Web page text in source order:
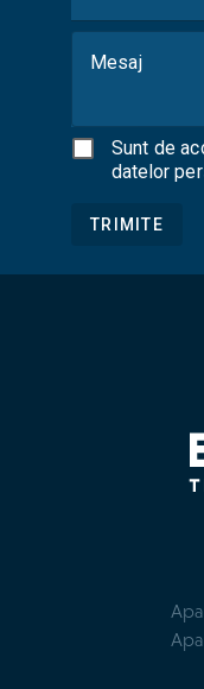
Mesaj
Sunt de
datelor
TRIMITE